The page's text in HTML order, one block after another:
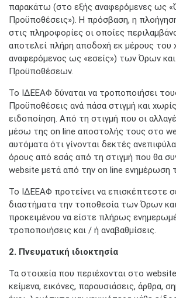
παρακάτω (στο εξής αναφερόμενες ως
Προϋποθέσεις»). Η πρόσβαση, η
στις πληροφορίες οι οποίες
αποτελεί πλήρη αποδοχή εκ μέρους του
αναφερόμενος ως «εσείς») των Όρων
Προϋποθέσεων.
Το ΙΔΕΕΑΦ δύναται να τροποποιήσει
Προϋποθέσεις ανά πάσα στιγμή και
ειδοποίηση. Από τη στιγμή που οι
μέσω της on line αποστολής τους στο
αυτόματα ότι γίνονται δεκτές
όρους από εσάς από τη στιγμή που θα
website μετά από την on line ενημέρωση
Το ΙΔΕΕΑΦ προτείνει να επισκέπτεστε
διαστήματα την τοποθεσία των Όρων
προκειμένου να είστε πλήρως
τροποποιήσεις και / ή αναβαθμίσεις.
2. Πνευματική ιδιοκτησία
Τα στοιχεία που περιέχονται στο
κείμενα, εικόνες, παρουσιάσεις, άρθρα,